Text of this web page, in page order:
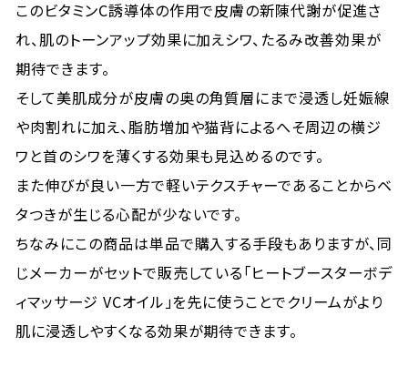
このビタミンC誘導体の作用で皮膚の新陳代謝が促進さ
れ、肌のトーンアップ効果に加えシワ、たるみ改善効果が
期待できます。
そして美肌成分が皮膚の奥の角質層にまで浸透し妊娠線
や肉割れに加え、脂肪増加や猫背によるへそ周辺の横ジ
ワと首のシワを薄くする効果も見込めるのです。
また伸びが良い一方で軽いテクスチャーであることからベ
タつきが生じる心配が少ないです。
ちなみにこの商品は単品で購入する手段もありますが、同
じメーカーがセットで販売している「ヒートブースターボデ
ィマッサージ VCオイル」を先に使うことでクリームがより
肌に浸透しやすくなる効果が期待できます。